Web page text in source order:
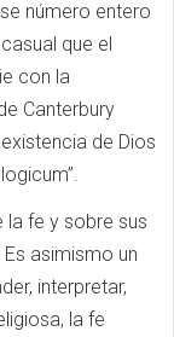
número entero
que el
con la
Canterbury
de Dios
la fe y sobre sus
asimismo un
interpretar,
la fe